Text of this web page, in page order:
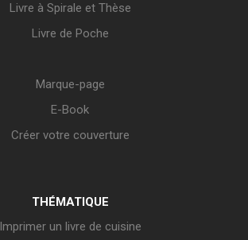
Livre à Spirale et Thèse
Livre de Poche
Marque-page
E-Book
Créer votre couverture
THÉMATIQUE
Imprimer un livre de cuisine